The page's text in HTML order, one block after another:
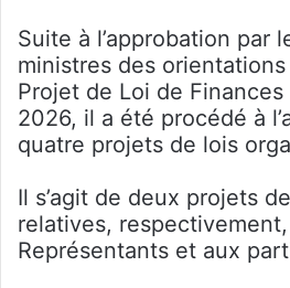
Suite à l’approbation par
ministres des
Projet de Loi de Finances
2026, il a été procédé à
quatre projets de lois
Il s’agit de deux projets
relatives,
Représentants et aux